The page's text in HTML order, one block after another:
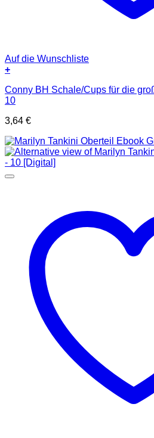
Auf die Wunschliste
+
Conny BH Schale/Cups für die
10
3,64 €